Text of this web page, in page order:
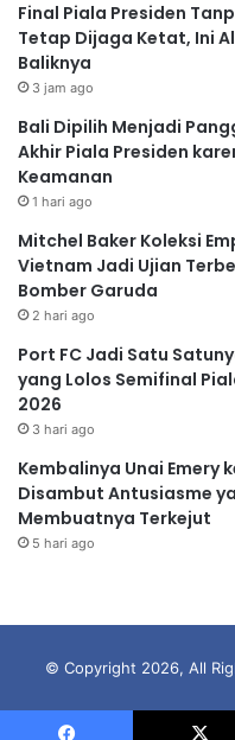
Final Piala Presiden
Tetap Dijaga Ketat, Ini
Baliknya
3 jam ago
Bali Dipilih Menjadi
Akhir Piala Presiden
Keamanan
1 hari ago
Mitchel Baker Koleksi
Vietnam Jadi Ujian
Bomber Garuda
2 hari ago
Port FC Jadi Satu
yang Lolos Semifinal
2026
3 hari ago
Kembalinya Unai Emery
Disambut Antusiasme
Membuatnya Terkejut
5 hari ago
© Copyright 2026, All